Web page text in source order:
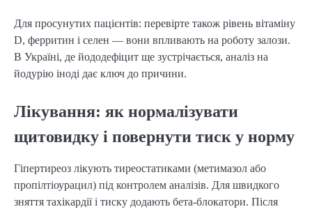
Для просунутих пацієнтів: перевірте також рівень вітаміну
D, ферритин і селен — вони впливають на роботу залози.
В Україні, де йододефіцит ще зустрічається, аналіз на
йодурію іноді дає ключ до причини.
Лікування: як нормалізувати
щитовидку і повернути тиск у норму
Гіпертиреоз лікують тиреостатиками (метимазол або
пропілтіоурацил) під контролем аналізів. Для швидкого
зняття тахікардії і тиску додають бета-блокатори. Після